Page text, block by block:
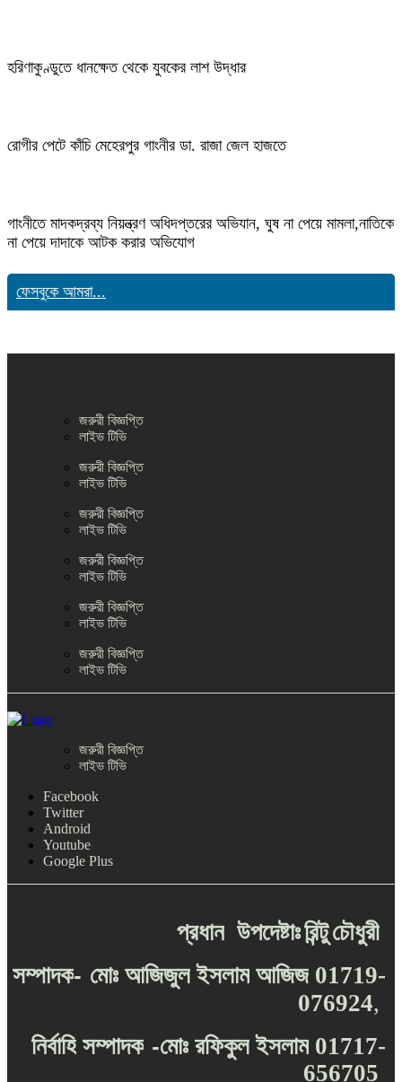
হরিণাকুণ্ডুতে ধানক্ষেত থেকে যুবকের লাশ উদ্ধার
রোগীর পেটে কাঁচি মেহেরপুর গাংনীর ডা. রাজা জেল হাজতে
গাংনীতে মাদকদ্রব্য নিয়ন্ত্রণ অধিদপ্তরের অভিযান, ঘুষ না পেয়ে মামলা,নাতিকে
না পেয়ে দাদাকে আটক করার অভিযোগ
ফেসবুকে আমরা...
জরুরী বিজ্ঞপ্তি
লাইভ টিভি
জরুরী বিজ্ঞপ্তি
লাইভ টিভি
জরুরী বিজ্ঞপ্তি
লাইভ টিভি
জরুরী বিজ্ঞপ্তি
লাইভ টিভি
জরুরী বিজ্ঞপ্তি
লাইভ টিভি
জরুরী বিজ্ঞপ্তি
লাইভ টিভি
জরুরী বিজ্ঞপ্তি
লাইভ টিভি
Facebook
Twitter
Android
Youtube
Google Plus
প্রধান উপদেষ্টাঃরিন্টুচৌধুরী
সম্পাদক- মোঃ আজিজুল ইসলাম আজিজ 01719-
076924,
নির্বাহি সম্পাদক -মোঃ রফিকুল ইসলাম 01717-
656705